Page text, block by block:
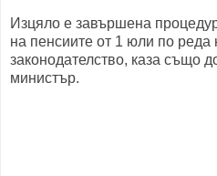
Изцяло е завършена
на пенсиите от 1 юли по реда
законодателство, каза също
министър.